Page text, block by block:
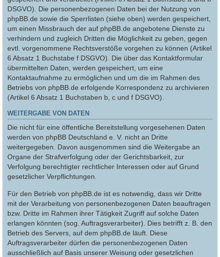
DSGVO). Die personenbezogenen Daten bei der Nutzung von
phpBB.de sowie die Sperrlisten (siehe oben) werden gespeichert,
um einen Missbrauch der auf phpBB.de angebotene Dienste zu
verhindern und zugleich Dritten die Möglichkeit zu geben, gegen
evtl. vorgenommene Rechtsverstöße vorgehen zu können (Artikel
6 Absatz 1 Buchstabe f DSGVO). Die über das Kontaktformular
übermittelten Daten, werden gespeichert, um eine
Kontaktaufnahme zu ermöglichen und um die im Rahmen des
Betriebs von phpBB.de erfolgende Korrespondenz zu archivieren
(Artikel 6 Absatz 1 Buchstaben b, c und f DSGVO).
WEITERGABE VON DATEN
Die nicht für eine öffentliche Bereitstellung vorgesehenen Daten
werden von phpBB Deutschland e. V. nicht an Dritte
weitergegeben. Davon ausgenommen sind die Weitergabe an
Organe der Strafverfolgung oder der Gerichtsbarkeit, zur
Verfolgung berechtigter rechtlicher Interessen oder auf Grund
gesetzlicher Verpflichtungen.
Für den Betrieb von phpBB.de ist es notwendig, dass wir Dritte
mit der Verarbeitung von personenbezogenen Daten beauftragen
bzw. Dritte im Rahmen ihrer Tätigkeit Zugriff auf solche Daten
erlangen könnten (sog. Auftragsverarbeiter). Dies betrifft z. B. den
Betrieb des Servers, auf dem phpBB.de läuft. Diese
Auftragsverarbeiter dürfen die personenbezogenen Daten
ausschließlich auf Basis unserer Weisung oder gesetzlichen